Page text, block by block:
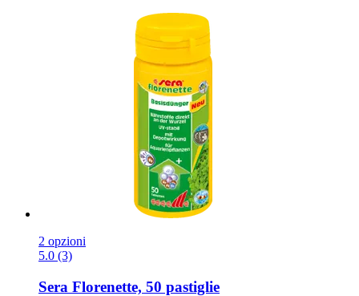
2 opzioni
5.0 (3)
Sera Florenette, 50 pastiglie